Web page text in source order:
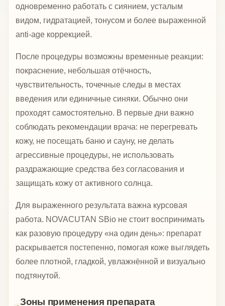
одновременно работать с сиянием, усталым
видом, гидратацией, тонусом и более выраженной
anti-age коррекцией.
После процедуры возможны временные реакции:
покраснение, небольшая отёчность,
чувствительность, точечные следы в местах
введения или единичные синяки. Обычно они
проходят самостоятельно. В первые дни важно
соблюдать рекомендации врача: не перегревать
кожу, не посещать баню и сауну, не делать
агрессивные процедуры, не использовать
раздражающие средства без согласования и
защищать кожу от активного солнца.
Для выраженного результата важна курсовая
работа. NOVACUTAN SBio не стоит воспринимать
как разовую процедуру «на один день»: препарат
раскрывается постепенно, помогая коже выглядеть
более плотной, гладкой, увлажнённой и визуально
подтянутой.
Зоны применения препарата